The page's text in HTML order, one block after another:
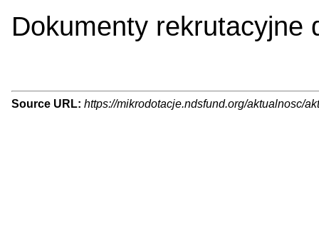
Dokumenty rekrutacyjne
Source URL: https://mikrodotacje.ndsfund.org/aktualnosc/